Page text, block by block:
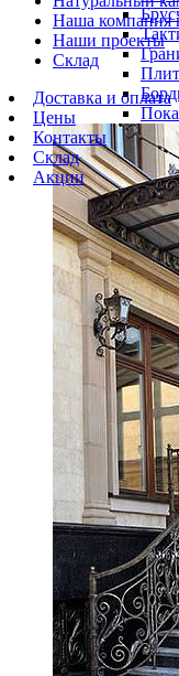
Наша компания
Наши проекты
Склад
Доставка и оплата
Цены
Контакты
Склад
Акции